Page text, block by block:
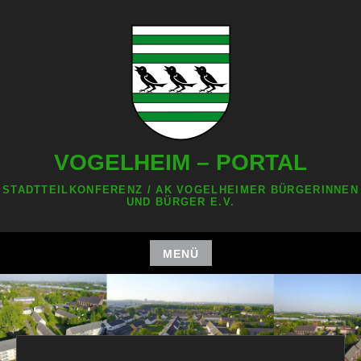
VOGELHEIM – PORTAL
STADTTEILKONFERENZ / AK VOGELHEIMER BÜRGERINNEN
UND BÜRGER E.V.
MENÜ
Zum
Inhalt
springen